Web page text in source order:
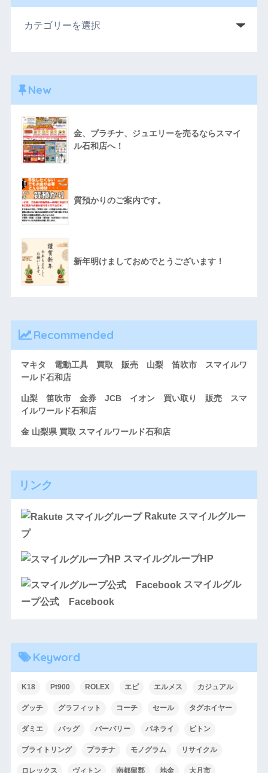
New
金、プラチナ、ジュエリーを売るならスマイ
ル石和店へ！
質預かりのご案内です。
新年明けましておめでとうございます！
Recommended
マキタ 電動工具 買取 販売 山梨 笛吹市 スマイルワ
ールド石和店
山梨 笛吹市 金券 JCB イオン 買い取り 販売 スマ
イルワールド石和店
金 山梨県 買取 スマイルワールド石和店
リンク
Rakute スマイルグルー
プ
スマイルグループHP
スマイルグル
ープ公式 Facebook
Keyword
K18 Pt900 ROLEX エピ エルメス カジュアル
グッチ グラフィット コーチ セール タグホイヤー
ダミエ バッグ バーバリー パネライ ビトン
ブライトリング プラチナ モノグラム リサイクル
ロレックス ヴィトン 南都留郡 地金 大月市